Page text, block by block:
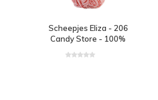
Scheepjes Eliza - 206
Candy Store - 100%